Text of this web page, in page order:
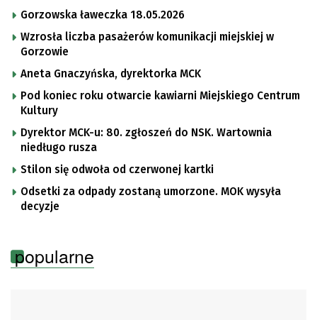
Gorzowska ławeczka 18.05.2026
Wzrosła liczba pasażerów komunikacji miejskiej w
Gorzowie
Aneta Gnaczyńska, dyrektorka MCK
Pod koniec roku otwarcie kawiarni Miejskiego Centrum
Kultury
Dyrektor MCK-u: 80. zgłoszeń do NSK. Wartownia
niedługo rusza
Stilon się odwoła od czerwonej kartki
Odsetki za odpady zostaną umorzone. MOK wysyła
decyzje
popularne